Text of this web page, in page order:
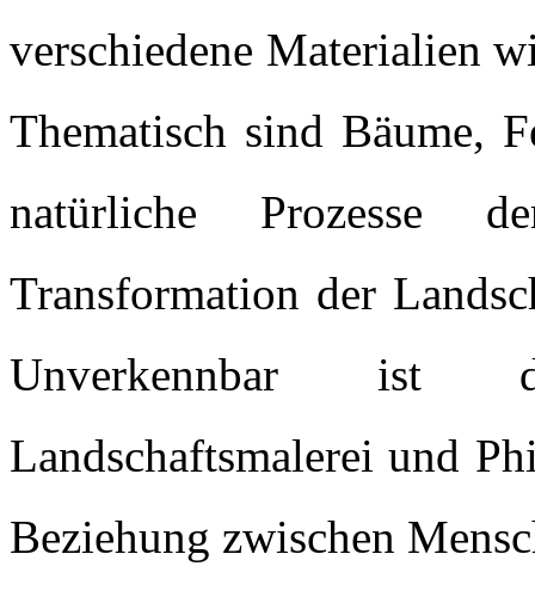
verschiedene Materialien
Thematisch sind Bäume,
natürliche Prozesse
Transformation der
Unverkennbar ist
Landschaftsmalerei und
Beziehung zwischen